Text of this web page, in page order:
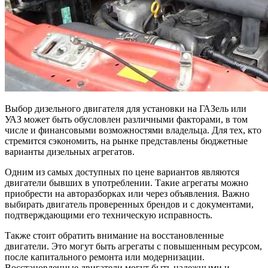
Выбор дизельного двигателя для установки на ГАЗель или
УАЗ может быть обусловлен различными факторами, в том
числе и финансовыми возможностями владельца. Для тех, кто
стремится сэкономить, на рынке представлены бюджетные
варианты дизельных агрегатов.
Одним из самых доступных по цене вариантов являются
двигатели бывших в употреблении. Такие агрегаты можно
приобрести на авторазборках или через объявления. Важно
выбирать двигатель проверенных брендов и с документами,
подтверждающими его техническую исправность.
Также стоит обратить внимание на восстановленные
двигатели. Это могут быть агрегаты с повышенным ресурсом,
после капитального ремонта или модернизации.